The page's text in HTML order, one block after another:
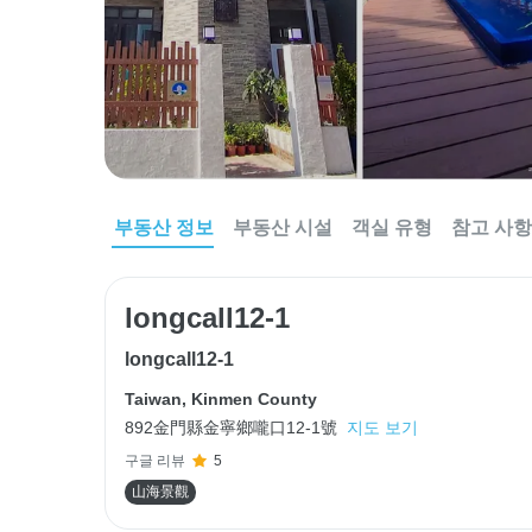
부동산 정보 부동산 시설 객실 유형 참고 사항
longcall12-1
longcall12-1
Taiwan, Kinmen County
892金門縣金寧鄉嚨口12-1號
지도 보기
구글 리뷰
5
山海景觀